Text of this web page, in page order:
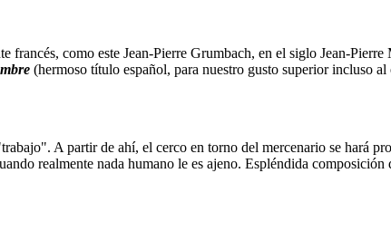
como este Jean-Pierre Grumbach, en el siglo Jean-
(hermoso título español, para nuestro gusto superior incluso
A partir de ahí, el cerco en torno del mercenario se hará
realmente nada humano le es ajeno. Espléndida